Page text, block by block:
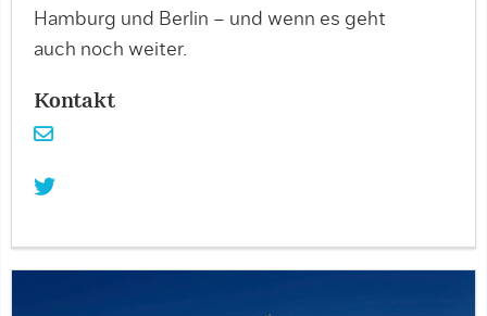
Hamburg und Berlin – und wenn es geht
auch noch weiter.
Kontakt